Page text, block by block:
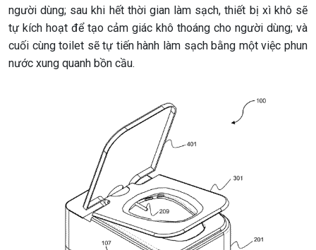
người dùng; sau khi hết thời gian làm sạch, thiết bị xì khô sẽ
tự kích hoạt để tạo cảm giác khô thoáng cho người dùng; và
cuối cùng toilet sẽ tự tiến hành làm sạch bằng một việc phun
nước xung quanh bồn cầu.